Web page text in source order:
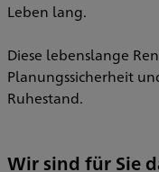
Leben lang.
Diese lebenslange
Planungssicherheit
Ruhestand.
Wir sind für Sie